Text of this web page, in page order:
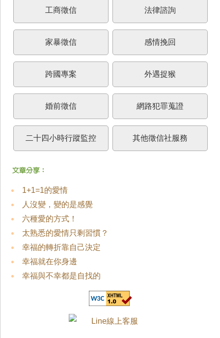
工商徵信 法律諮詢
家暴徵信 感情挽回
跨國專案 外遇捉猴
婚前徵信 網路犯罪蒐證
二十四小時行蹤監控 其他徵信社服務
1+1=1的愛情
人沒變，變的是感覺
六種愛的方式！
太熟悉的愛情只剩習慣？
幸福的轉折靠自己決定
幸福就在你身邊
幸福與不幸都是自找的